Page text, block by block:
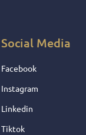
Social Media
Facebook
Instagram
Linkedin
Tiktok